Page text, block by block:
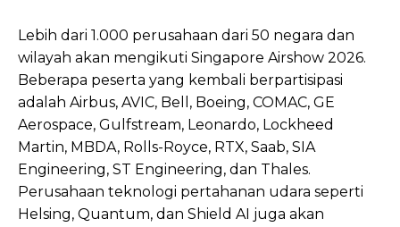
Lebih dari 1.000 perusahaan dari 50 negara dan
wilayah akan mengikuti Singapore Airshow 2026.
Beberapa peserta yang kembali berpartisipasi
adalah Airbus, AVIC, Bell, Boeing, COMAC, GE
Aerospace, Gulfstream, Leonardo, Lockheed
Martin, MBDA, Rolls-Royce, RTX, Saab, SIA
Engineering, ST Engineering, dan Thales.
Perusahaan teknologi pertahanan udara seperti
Helsing, Quantum, dan Shield AI juga akan